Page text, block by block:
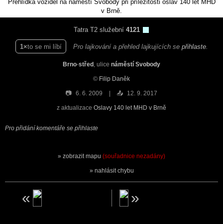
Přehlídka vozidel na náměstí Svobody při příležitosti oslav 140 let MHD
v Brně.
Tatra T2 služební 4121
1 to se mi líbí Pro lajkování a přehled lajkujících se přihlaste.
Brno-střed , ulice náměstí Svobody
© Filip Daněk
📷 6. 6. 2009 📤 12. 9. 2017
z aktualizace Oslavy 140 let MHD v Brně
Pro přidání komentáře se přihlaste
zobrazit mapu (souřadnice nezadány)
nahlásit chybu